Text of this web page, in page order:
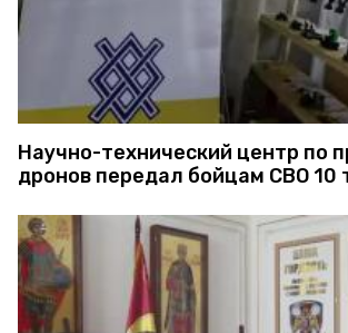
Научно-технический центр по
дронов передал бойцам СВО 10